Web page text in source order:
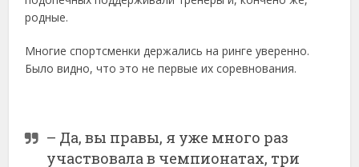
родные.
Многие спортсменки держались на ринге уверенно.
Было видно, что это не первые их соревнования.
– Да, вы правы, я уже много раз
участвовала в чемпионатах, три